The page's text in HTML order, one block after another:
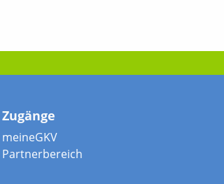
Zugänge
meineGKV
Partnerbereich